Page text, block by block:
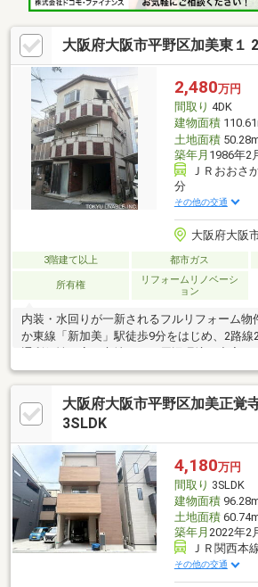
大阪府大阪市平野区加美東１
2,480万円
間取り 4DK
建物面積
土地面積
築年月 1986年2
ＪＲおおさ
分
その他の交通
大阪府大阪
3階建て以上 都市ガス
所有権
リフォームリノベーシ
ョン
内装・水回りが一新されるフルリフォーム物
か東線「新加美」駅徒歩9分をはじめ、2路線
「万代」まで徒歩5分、大蓮小学校まで徒歩
や日々の子育てにも安心の住環境が整ってい
鉄骨造3階建てで、1階には大切な愛車を停め
備。間取りはプライベート空間をしっかり確
ピカピカに生まれ変わる安心の住まいで、快
トしませんか？お気軽にお問い合わせくださ
大阪府大阪市平野区加美正覚
3SLDK
4,180万円
間取り 3SLDK
建物面積
土地面積
築年月 2022年2
ＪＲ関西本
その他の交通